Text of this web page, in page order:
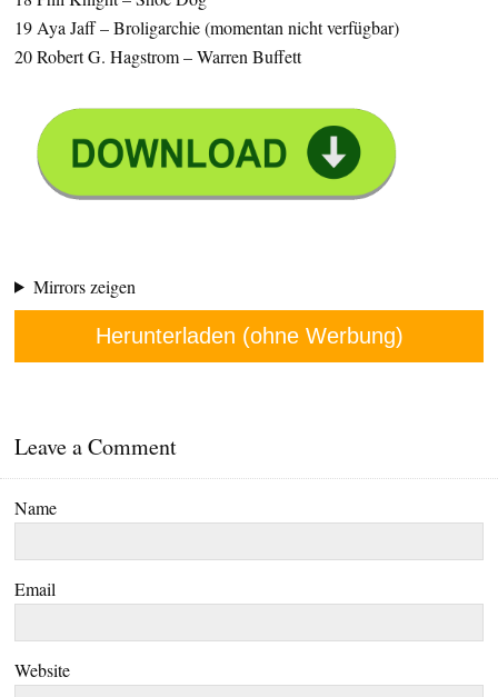
19 Aya Jaff – Broligarchie (momentan nicht verfügbar)
20 Robert G. Hagstrom – Warren Buffett
Mirrors zeigen
Herunterladen (ohne Werbung)
Leave a Comment
Name
Email
Website